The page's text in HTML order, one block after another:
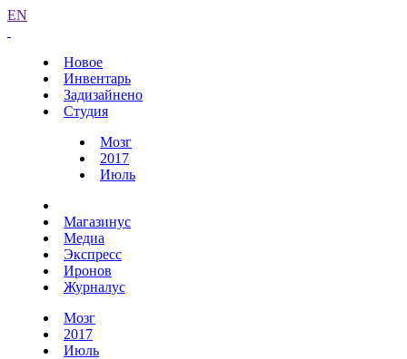
EN
Новое
Инвентарь
Задизайнено
Студия
Мозг
2017
Июль
Магазинус
Медиа
Экспресс
Иронов
Журналус
Мозг
2017
Июль